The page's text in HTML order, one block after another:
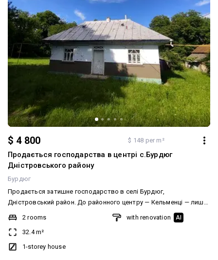
$ 4 800 $ 148 per m²
Продається господарства в центрі с.Бурдюг
Дністровського району
Бурдюг
Продається затишне господарство в селі Бурдюг,
Дністровський район. До районного центру — Кельменці — лише
3 км. Будинок розташований у самому центрі села: всього за 3
хвилини ходьби — магазин і церква, а за 5 хвилин — школа,
дитячий садок та сільська рада. Водночас господарство
знаходиться на другій лінії від головної дороги, до центральної
2 rooms
32.4 m²
1-storey house
with renovation AI